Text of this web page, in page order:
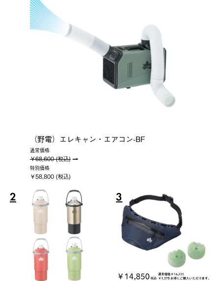
（野電）エレキャン・エアコン-BF
通常価格
￥68,600 (税込)
特別価格
￥58,800 (税込)
2 3